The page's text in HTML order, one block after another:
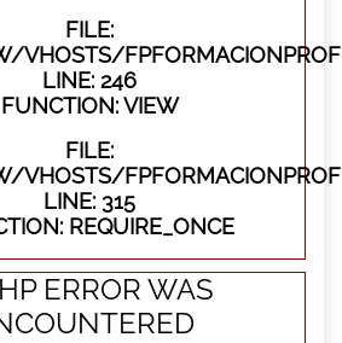
FILE:
LINE: 246
FUNCTION: VIEW
FILE:
LINE: 315
REQUIRE_ONCE
ERROR WAS